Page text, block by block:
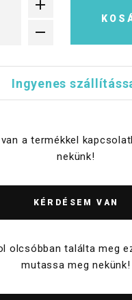
Ingyenes
a termékkel
nekünk!
KÉRDÉSEM VAN
olcsóbban találta meg
mutassa meg nekünk!